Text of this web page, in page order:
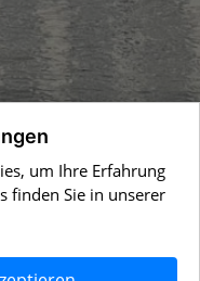
um Ihre Erfahrung
finden Sie in unserer